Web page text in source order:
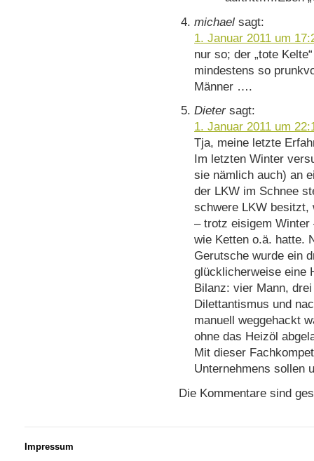
michael sagt:
1. Januar 2011 um
nur so; der „tote
mindestens so
Männer ….
Dieter sagt:
1. Januar 2011 um
Tja, meine letzte
Im letzten Winter
sie nämlich auch) an
der LKW im Schnee
schwere LKW besitzt,
– trotz eisigem Winter
wie Ketten o.ä. hatte.
Gerutsche wurde ein
glücklicherweise eine
Bilanz: vier Mann,
Dilettantismus und
manuell weggehackt
ohne das Heizöl
Mit dieser
Unternehmens sollen
Die Kommentare sind
Impressum